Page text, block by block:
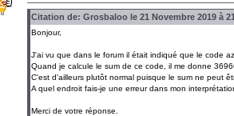
Citation de: Grosbaloo le 21 Novembre 2019 à
Bonjour,
J'ai vu que dans le forum il était indiqué que le code
Quand je calcule le sum de ce code, il me donne
C'est d'ailleurs plutôt normal puisque le sum ne peut
A quel endroit fais-je une erreur dans mon
Merci de votre réponse.